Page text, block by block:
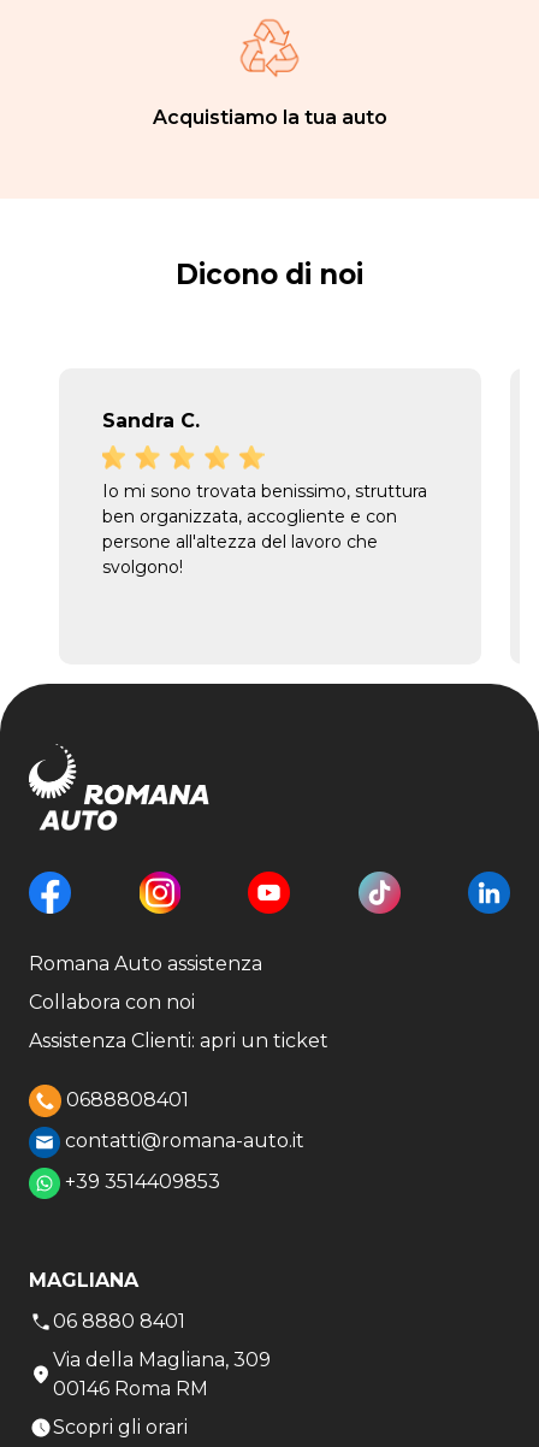
Acquistiamo la tua auto
Dicono di noi
Sandra C.
Io mi sono trovata benissimo, struttura
ben organizzata, accogliente e con
persone all'altezza del lavoro che
svolgono!
Romana Auto assistenza
Collabora con noi
Assistenza Clienti: apri un ticket
0688808401
contatti@romana-auto.it
+39 3514409853
MAGLIANA
06 8880 8401
Via della Magliana, 309
00146 Roma RM
Scopri gli orari